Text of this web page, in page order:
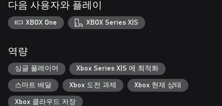
다음 사용자와 플레이
XBOX One XBOX Series X|S
역량
싱글 플레이어 Xbox Series X|S 에 최적화
스마트 배달 Xbox 도전 과제 Xbox 현재 상태
Xbox 클라우드 저장